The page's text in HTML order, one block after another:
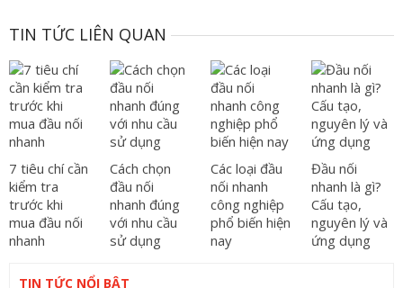
TIN TỨC LIÊN QUAN
7 tiêu chí cần
kiểm tra
trước khi
mua đầu nối
nhanh
Cách chọn
đầu nối
nhanh đúng
với nhu cầu
sử dụng
Các loại đầu
nối nhanh
công nghiệp
phổ biến hiện
nay
Đầu nối
nhanh là gì?
Cấu tạo,
nguyên lý và
ứng dụng
TIN TỨC NỔI BẬT